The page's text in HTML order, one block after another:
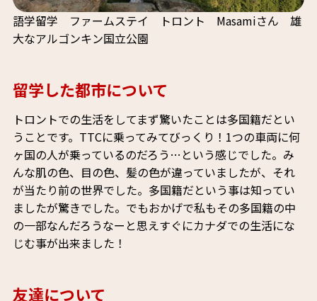
語学留学 ファームステイ トロント Masamiさん 雄
大なアルゴンキン国立公園
留学した都市について
トロントでの生活をしてまず驚いたことは多国籍だとい
うことです。TTCに乗ってみてびっくり！1つの車両に何
ヶ国の人が乗っているのだろう…という感じでした。み
んな肌の色、目の色、髪の色が違っていましたが、それ
が当たり前の世界でした。多国籍だという事は知ってい
ましたが驚きでした。でもおかげで私もその多国籍の中
の一部なんだろうなーと思えすぐにカナダでの生活にな
じむ事が出来ました！
友達について